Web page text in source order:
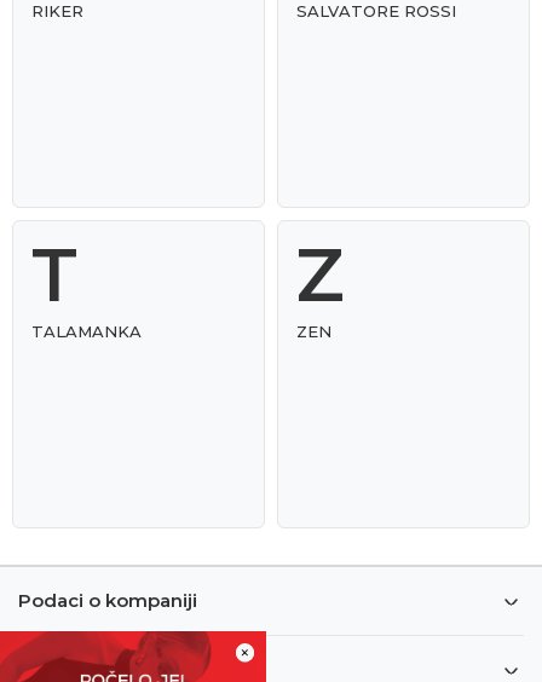
×
RIKER SALVATORE ROSSI
T
TALAMANKA
Z
ZEN
Podaci o kompaniji
Informacije